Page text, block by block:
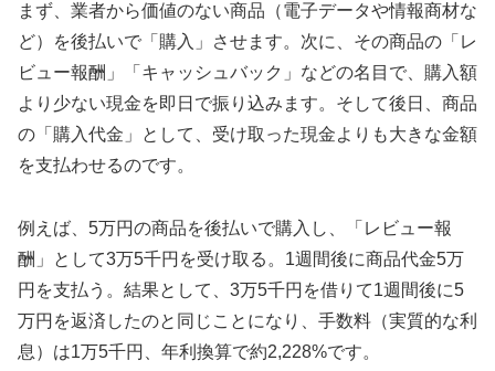
まず、業者から価値のない商品（電子データや情報商材な
ど）を後払いで「購入」させます。次に、その商品の「レ
ビュー報酬」「キャッシュバック」などの名目で、購入額
より少ない現金を即日で振り込みます。そして後日、商品
の「購入代金」として、受け取った現金よりも大きな金額
を支払わせるのです。
例えば、5万円の商品を後払いで購入し、「レビュー報
酬」として3万5千円を受け取る。1週間後に商品代金5万
円を支払う。結果として、3万5千円を借りて1週間後に5
万円を返済したのと同じことになり、手数料（実質的な利
息）は1万5千円、年利換算で約2,228%です。